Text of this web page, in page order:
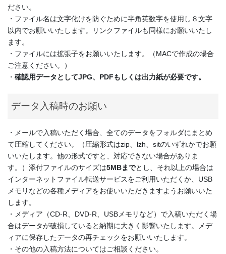
ださい。
・ファイル名は文字化けを防ぐために半角英数字を使用し８文字
以内でお願いいたします。リンクファイルも同様にお願いいたし
ます。
・ファイルには拡張子をお願いいたします。（MACで作成の場合
ご注意ください。）
・ 確認用データとしてJPG、PDFもしくは出力紙が必要です。
データ入稿時のお願い
・メールで入稿いただく場合、全てのデータをフォルダにまとめ
て圧縮してください。（圧縮形式はzip、lzh、sitのいずれかでお願
いいたします。他の形式ですと、対応できない場合がありま
す。）添付ファイルのサイズは5MBまでとし、それ以上の場合は
インターネットファイル転送サービスをご利用いただくか、USB
メモリなどの各種メディアをお使いいただきますようお願いいた
します。
・メディア（CD-R、DVD-R、USBメモリなど）で入稿いただく場
合はデータが破損していると納期に大きく影響いたします。メデ
ィアに保存したデータの再チェックをお願いいたします。
・その他の入稿方法についてはご相談ください。